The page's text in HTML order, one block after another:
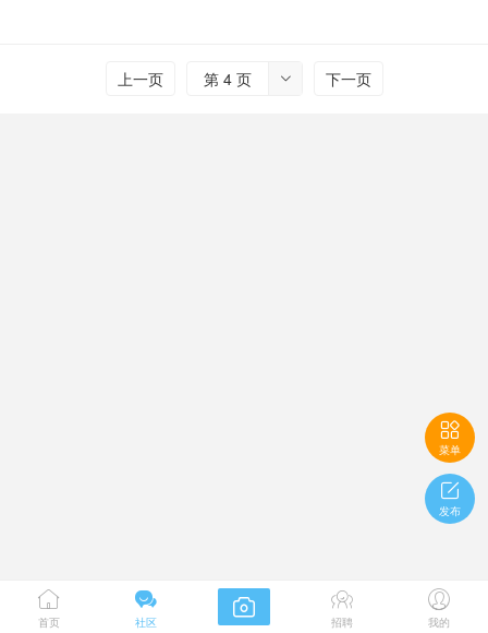
上一页 
第 4 页 下一页

菜单

发布

首页

社区
 
招聘

我的